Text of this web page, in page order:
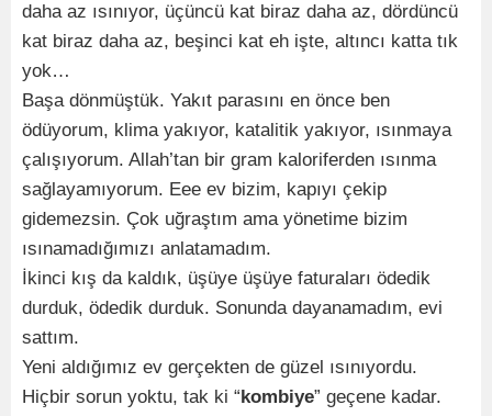
daha az ısınıyor, üçüncü kat biraz daha az, dördüncü
kat biraz daha az, beşinci kat eh işte, altıncı katta tık
yok…
Başa dönmüştük. Yakıt parasını en önce ben
ödüyorum, klima yakıyor, katalitik yakıyor, ısınmaya
çalışıyorum. Allah’tan bir gram kaloriferden ısınma
sağlayamıyorum. Eee ev bizim, kapıyı çekip
gidemezsin. Çok uğraştım ama yönetime bizim
ısınamadığımızı anlatamadım.
İkinci kış da kaldık, üşüye üşüye faturaları ödedik
durduk, ödedik durduk. Sonunda dayanamadım, evi
sattım.
Yeni aldığımız ev gerçekten de güzel ısınıyordu.
Hiçbir sorun yoktu, tak ki “kombiye” geçene kadar.